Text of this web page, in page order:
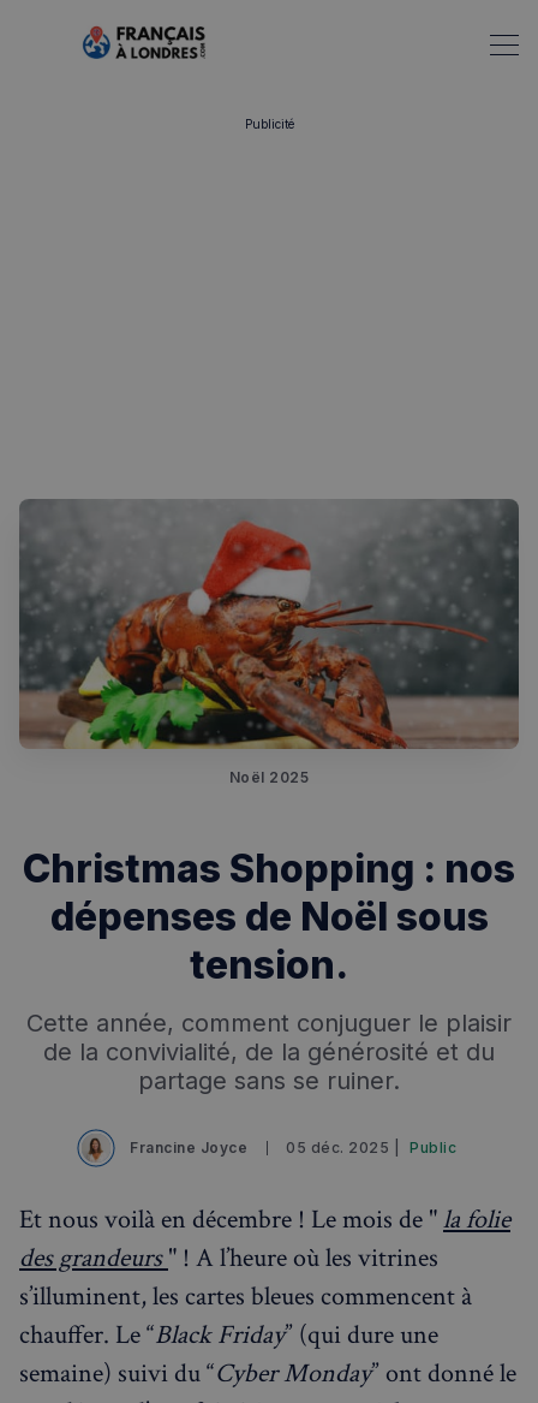
Publicité
Noël 2025
Christmas Shopping : nos
dépenses de Noël sous
tension.
Cette année, comment conjuguer le plaisir
de la convivialité, de la générosité et du
partage sans se ruiner.
Francine Joyce 05 déc. 2025 | Public
Et nous voilà en décembre ! Le mois de "la folie
des grandeurs" ! A l’heure où les vitrines
s’illuminent, les cartes bleues commencent à
chauffer. Le “Black Friday” (qui dure une
semaine) suivi du “Cyber Monday” ont donné le